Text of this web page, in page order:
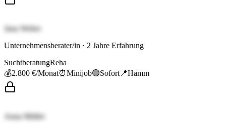
Jana Weber
Unternehmensberater/in · 2 Jahre Erfahrung
SuchtberatungReha
💰2.800 €/Monat⏰Minijob🟢Sofort 📍Hamm
Anna Müller